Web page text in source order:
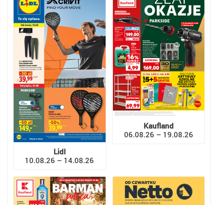
Lidl
10.08.26 – 14.08.26
Kaufland
06.08.26 – 19.08.26